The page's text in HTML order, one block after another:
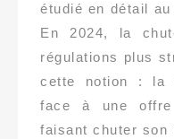
étudié en détail
En 2024, la
régulations plus
cette notion : la
face à une offre
faisant chuter son